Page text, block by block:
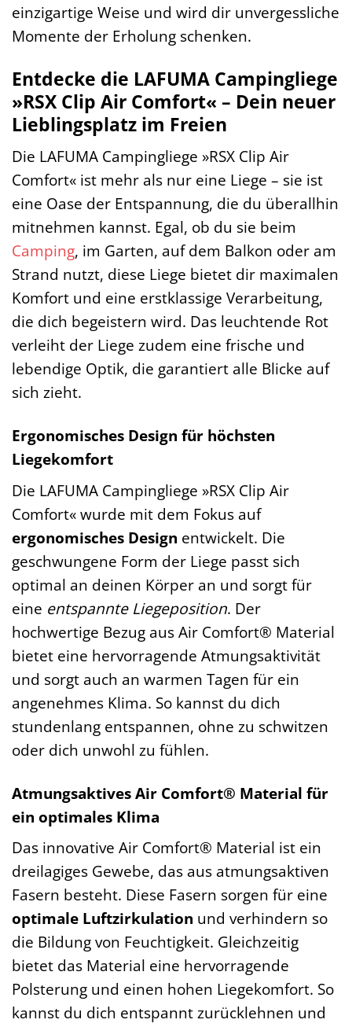
einzigartige Weise und wird dir unvergessliche
Momente der Erholung schenken.
Entdecke die LAFUMA Campingliege
»RSX Clip Air Comfort« – Dein neuer
Lieblingsplatz im Freien
Die LAFUMA Campingliege »RSX Clip Air
Comfort« ist mehr als nur eine Liege – sie ist
eine Oase der Entspannung, die du überallhin
mitnehmen kannst. Egal, ob du sie beim
Camping, im Garten, auf dem Balkon oder am
Strand nutzt, diese Liege bietet dir maximalen
Komfort und eine erstklassige Verarbeitung,
die dich begeistern wird. Das leuchtende Rot
verleiht der Liege zudem eine frische und
lebendige Optik, die garantiert alle Blicke auf
sich zieht.
Ergonomisches Design für höchsten
Liegekomfort
Die LAFUMA Campingliege »RSX Clip Air
Comfort« wurde mit dem Fokus auf
ergonomisches Design entwickelt. Die
geschwungene Form der Liege passt sich
optimal an deinen Körper an und sorgt für
eine entspannte Liegeposition. Der
hochwertige Bezug aus Air Comfort® Material
bietet eine hervorragende Atmungsaktivität
und sorgt auch an warmen Tagen für ein
angenehmes Klima. So kannst du dich
stundenlang entspannen, ohne zu schwitzen
oder dich unwohl zu fühlen.
Atmungsaktives Air Comfort® Material für
ein optimales Klima
Das innovative Air Comfort® Material ist ein
dreilagiges Gewebe, das aus atmungsaktiven
Fasern besteht. Diese Fasern sorgen für eine
optimale Luftzirkulation und verhindern so
die Bildung von Feuchtigkeit. Gleichzeitig
bietet das Material eine hervorragende
Polsterung und einen hohen Liegekomfort. So
kannst du dich entspannt zurücklehnen und